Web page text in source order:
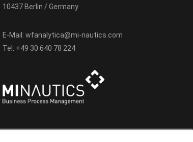
10437 Berlin / Germany
E-Mail: wfanalytica@mi-nautics.com
Tel: +49 30 640 78 224